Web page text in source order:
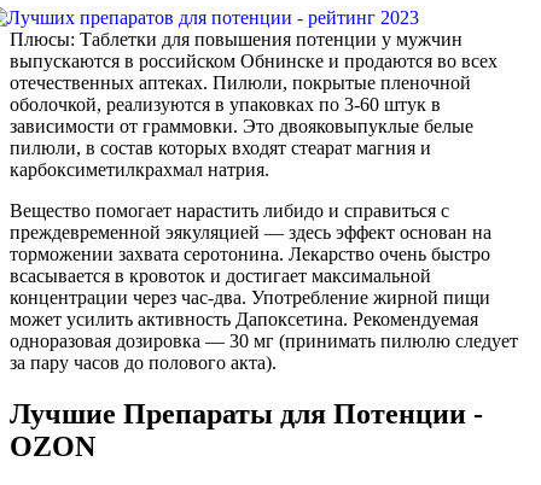
Плюсы: Таблетки для повышения потенции у мужчин
выпускаются в российском Обнинске и продаются во всех
отечественных аптеках. Пилюли, покрытые пленочной
оболочкой, реализуются в упаковках по 3-60 штук в
зависимости от граммовки. Это двояковыпуклые белые
пилюли, в состав которых входят стеарат магния и
карбоксиметилкрахмал натрия.
Вещество помогает нарастить либидо и справиться с
преждевременной эякуляцией — здесь эффект основан на
торможении захвата серотонина. Лекарство очень быстро
всасывается в кровоток и достигает максимальной
концентрации через час-два. Употребление жирной пищи
может усилить активность Дапоксетина. Рекомендуемая
одноразовая дозировка — 30 мг (принимать пилюлю следует
за пару часов до полового акта).
Лучшие Препараты для Потенции -
OZON